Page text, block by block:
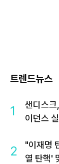
트렌드뉴스
1
샌디스
이던스
2
"이재명
열 탄핵'